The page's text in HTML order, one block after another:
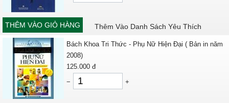
THÊM VÀO GIỎ HÀNG Thêm Vào Danh Sách Yêu Thích
Bách Khoa Tri Thức - Phụ Nữ Hiện Đại ( Bản in năm
2008)
125.000 đ
−
+